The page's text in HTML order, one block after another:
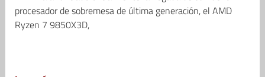
procesador de sobremesa de última generación, el AMD
Ryzen 7 9850X3D,